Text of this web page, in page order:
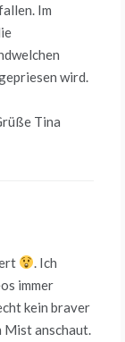
Im
wird.
Tina
. Ich
immer
kein braver
Mist anschaut.